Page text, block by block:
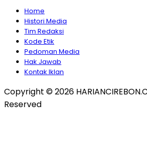
Home
Histori Media
Tim Redaksi
Kode Etik
Pedoman Media
Hak Jawab
Kontak Iklan
Copyright © 2026
Reserved